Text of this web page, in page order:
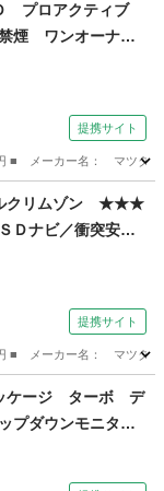
プロアクティブ
煙 ワンオーナ
提携サイト
■ メーカー名： マツ
ルクリムゾン ★★★
Ｄナビ／衝突安全
６０°ビューモニ
ム／ヘッドラン
ＡＢＳ／横滑り防
提携サイト
■ メーカー名： マツダ
ケージ ターボ デ
プダウンモニタ
ポート マツダコ
シート レーダー